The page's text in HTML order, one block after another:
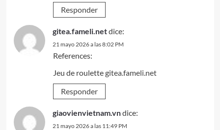
Responder
gitea.fameli.netdice:
21 mayo 2026 a las 8:02 PM
References:
Jeu de roulettegitea.fameli.net
Responder
giaovienvietnam.vndice:
21 mayo 2026 a las 11:49 PM